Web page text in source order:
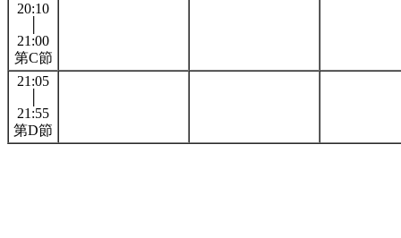
20:10
21:00
第C節
21:05
21:55
第D節